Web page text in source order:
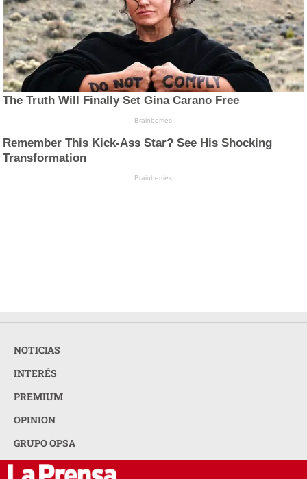
The Truth Will Finally Set Gina Carano Free
Brainberries
Remember This Kick-Ass Star? See His Shocking
Transformation
Brainberries
NOTICIAS
INTERÉS
PREMIUM
OPINION
GRUPO OPSA